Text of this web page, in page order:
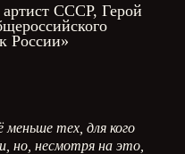
СССР, Герой
России»
тех, для кого
но, несмотря на это,